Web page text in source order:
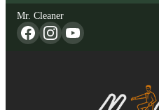
Mr. Cleaner